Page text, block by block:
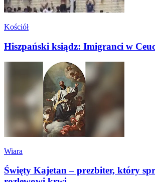
Kościół
Hiszpański ksiądz: Imigranci w
Wiara
Święty Kajetan – prezbiter, który